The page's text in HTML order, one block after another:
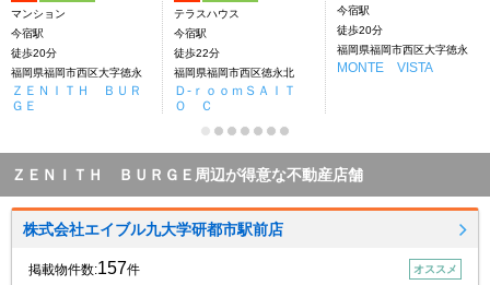
マンション
今宿駅
徒歩20分
福岡県福岡市西区大字徳永
ＺＥＮＩＴＨ ＢＵＲ
ＧＥ
テラスハウス
今宿駅
徒歩22分
福岡県福岡市西区徳永北
Ｄ-ｒｏｏｍＳＡＩＴ
Ｏ Ｃ
今宿駅
徒歩20分
福岡県福岡市西区大字徳永
MONTE VISTA
ＺＥＮＩＴＨ ＢＵＲＧＥ周辺が得意な不動産店舗
株式会社エイブル九大学研都市駅前店
掲載物件数:157件 オススメ